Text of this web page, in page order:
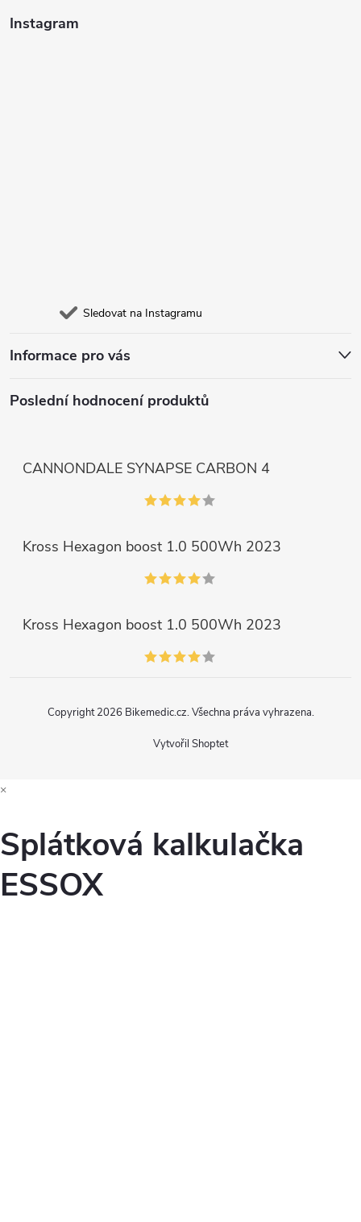
Instagram
Sledovat na Instagramu
Informace pro vás
Poslední hodnocení produktů
CANNONDALE SYNAPSE CARBON 4
Kross Hexagon boost 1.0 500Wh 2023
Kross Hexagon boost 1.0 500Wh 2023
Vytvořil Shoptet
Copyright 2026 Bikemedic.cz. Všechna práva vyhrazena.
×
Splátková kalkulačka
ESSOX